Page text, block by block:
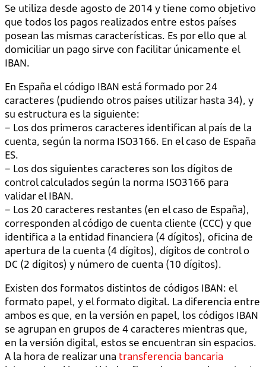
Se utiliza desde agosto de 2014 y tiene como objetivo
que todos los pagos realizados entre estos países
posean las mismas características. Es por ello que al
domiciliar un pago sirve con facilitar únicamente el
IBAN.
En España el código IBAN está formado por 24
caracteres (pudiendo otros países utilizar hasta 34), y
su estructura es la siguiente:
– Los dos primeros caracteres identifican al país de la
cuenta, según la norma ISO3166. En el caso de España
ES.
– Los dos siguientes caracteres son los dígitos de
control calculados según la norma ISO3166 para
validar el IBAN.
– Los 20 caracteres restantes (en el caso de España),
corresponden al código de cuenta cliente (CCC) y que
identifica a la entidad financiera (4 dígitos), oficina de
apertura de la cuenta (4 dígitos), dígitos de control o
DC (2 dígitos) y número de cuenta (10 dígitos).
Existen dos formatos distintos de códigos IBAN: el
formato papel, y el formato digital. La diferencia entre
ambos es que, en la versión en papel, los códigos IBAN
se agrupan en grupos de 4 caracteres mientras que,
en la versión digital, estos se encuentran sin espacios.
A la hora de realizar una transferencia bancaria